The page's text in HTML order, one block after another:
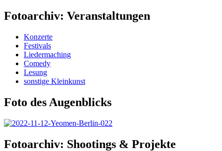
Fotoarchiv: Veranstaltungen
Konzerte
Festivals
Liedermaching
Comedy
Lesung
sonstige Kleinkunst
Foto des Augenblicks
Fotoarchiv: Shootings & Projekte